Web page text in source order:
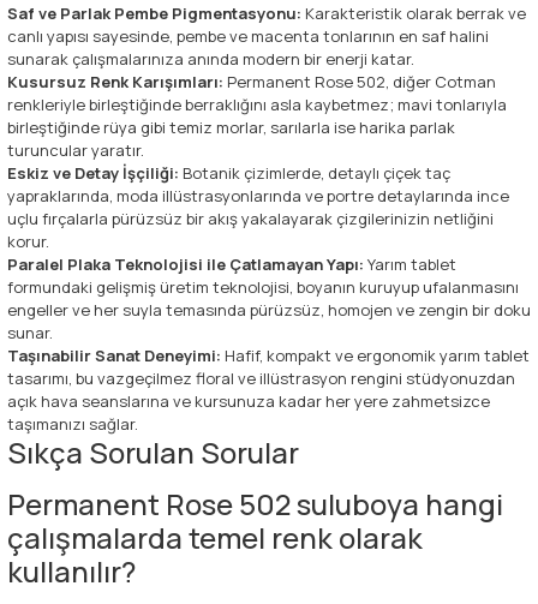
Saf ve Parlak Pembe Pigmentasyonu: Karakteristik olarak berrak ve
canlı yapısı sayesinde, pembe ve macenta tonlarının en saf halini
sunarak çalışmalarınıza anında modern bir enerji katar.
Kusursuz Renk Karışımları: Permanent Rose 502, diğer Cotman
renkleriyle birleştiğinde berraklığını asla kaybetmez; mavi tonlarıyla
birleştiğinde rüya gibi temiz morlar, sarılarla ise harika parlak
turuncular yaratır.
Eskiz ve Detay İşçiliği: Botanik çizimlerde, detaylı çiçek taç
yapraklarında, moda illüstrasyonlarında ve portre detaylarında ince
uçlu fırçalarla pürüzsüz bir akış yakalayarak çizgilerinizin netliğini
korur.
Paralel Plaka Teknolojisi ile Çatlamayan Yapı: Yarım tablet
formundaki gelişmiş üretim teknolojisi, boyanın kuruyup ufalanmasını
engeller ve her suyla temasında pürüzsüz, homojen ve zengin bir doku
sunar.
Taşınabilir Sanat Deneyimi: Hafif, kompakt ve ergonomik yarım tablet
tasarımı, bu vazgeçilmez floral ve illüstrasyon rengini stüdyonuzdan
açık hava seanslarına ve kursunuza kadar her yere zahmetsizce
taşımanızı sağlar.
Sıkça Sorulan Sorular
Permanent Rose 502 suluboya hangi
çalışmalarda temel renk olarak
kullanılır?